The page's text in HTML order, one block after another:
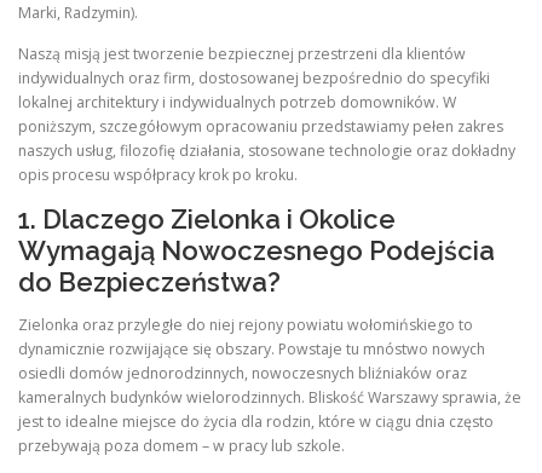
Marki, Radzymin).
Naszą misją jest tworzenie bezpiecznej przestrzeni dla klientów
indywidualnych oraz firm, dostosowanej bezpośrednio do specyfiki
lokalnej architektury i indywidualnych potrzeb domowników. W
poniższym, szczegółowym opracowaniu przedstawiamy pełen zakres
naszych usług, filozofię działania, stosowane technologie oraz dokładny
opis procesu współpracy krok po kroku.
1. Dlaczego Zielonka i Okolice
Wymagają Nowoczesnego Podejścia
do Bezpieczeństwa?
Zielonka oraz przyległe do niej rejony powiatu wołomińskiego to
dynamicznie rozwijające się obszary. Powstaje tu mnóstwo nowych
osiedli domów jednorodzinnych, nowoczesnych bliźniaków oraz
kameralnych budynków wielorodzinnych. Bliskość Warszawy sprawia, że
jest to idealne miejsce do życia dla rodzin, które w ciągu dnia często
przebywają poza domem – w pracy lub szkole.